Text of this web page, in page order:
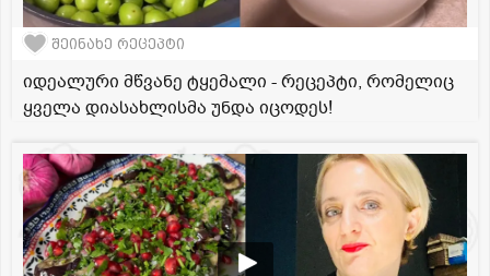
შეინახე რეცეპტი
იდეალური მწვანე ტყემალი - რეცეპტი, რომელიც
ყველა დიასახლისმა უნდა იცოდეს!